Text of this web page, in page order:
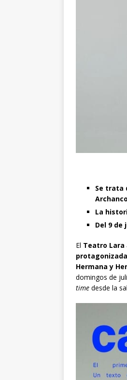
Se trata
Archanco
La
Del 9 de
El Teatro Lara
Hermana y
domingos de
time desde la